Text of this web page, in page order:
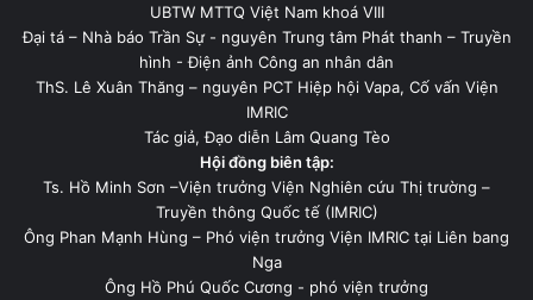
UBTW MTTQ Việt Nam khoá VIII
Đại tá – Nhà báo Trần Sự - nguyên Trung tâm Phát thanh – Truyền
hình - Điện ảnh Công an nhân dân
ThS. Lê Xuân Thăng – nguyên PCT Hiệp hội Vapa, Cố vấn Viện
IMRIC
Tác giả, Đạo diễn Lâm Quang Tèo
Hội đồng biên tập:
Ts. Hồ Minh Sơn –Viện trưởng Viện Nghiên cứu Thị trường –
Truyền thông Quốc tế (IMRIC)
Ông Phan Mạnh Hùng – Phó viện trưởng Viện IMRIC tại Liên bang
Nga
Ông Hồ Phú Quốc Cương - phó viện trưởng